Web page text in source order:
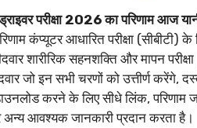
ड्राइवर परीक्षा 2026 का परिणाम
कंप्यूटर आधारित परीक्षा
शारीरिक सहनशक्ति और मापन
जो इन सभी चरणों को उत्तीर्ण करेंगे,
करने के लिए सीधे लिंक, परिणाम
अन्य आवश्यक जानकारी प्रदान करता है।